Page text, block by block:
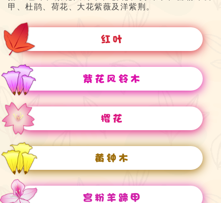
甲、杜鹃、荷花、大花紫薇及洋紫荆。
红叶
紫花风铃木
樱花
黄钟木
宫粉羊蹄甲